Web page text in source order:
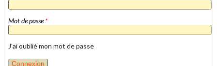
Mot de passe*
J'ai oublié mon mot de passe